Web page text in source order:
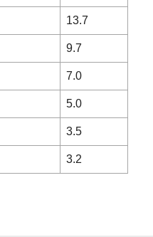
13.7
9.7
7.0
5.0
3.5
3.2